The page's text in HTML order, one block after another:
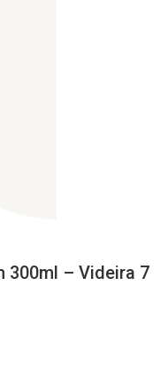
300ml – Videira 7